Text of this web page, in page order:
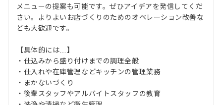
メニューの提案も可能です。ぜひアイデアを発信してくだ
さい。よりよいお店づくりのためのオペレーション改善な
ども大歓迎です。
【具体的には…】
・仕込みから盛り付けまでの調理全般
・仕入れや在庫管理などキッチンの管理業務
・まかないづくり
・後輩スタッフやアルバイトスタッフの教育